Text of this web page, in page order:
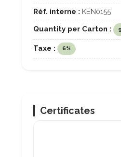
Réf. interne : KEN0155
Quantity per Carton :
Taxe : 6%
Certificates